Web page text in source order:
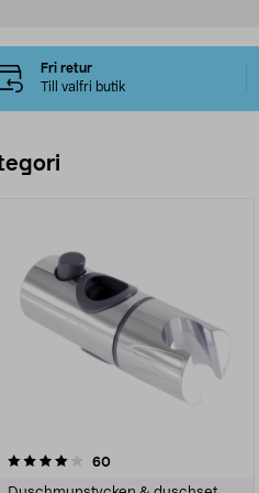
Fri retur
Till valfri butik
60recensioner
4.5 av 5 stjärnor